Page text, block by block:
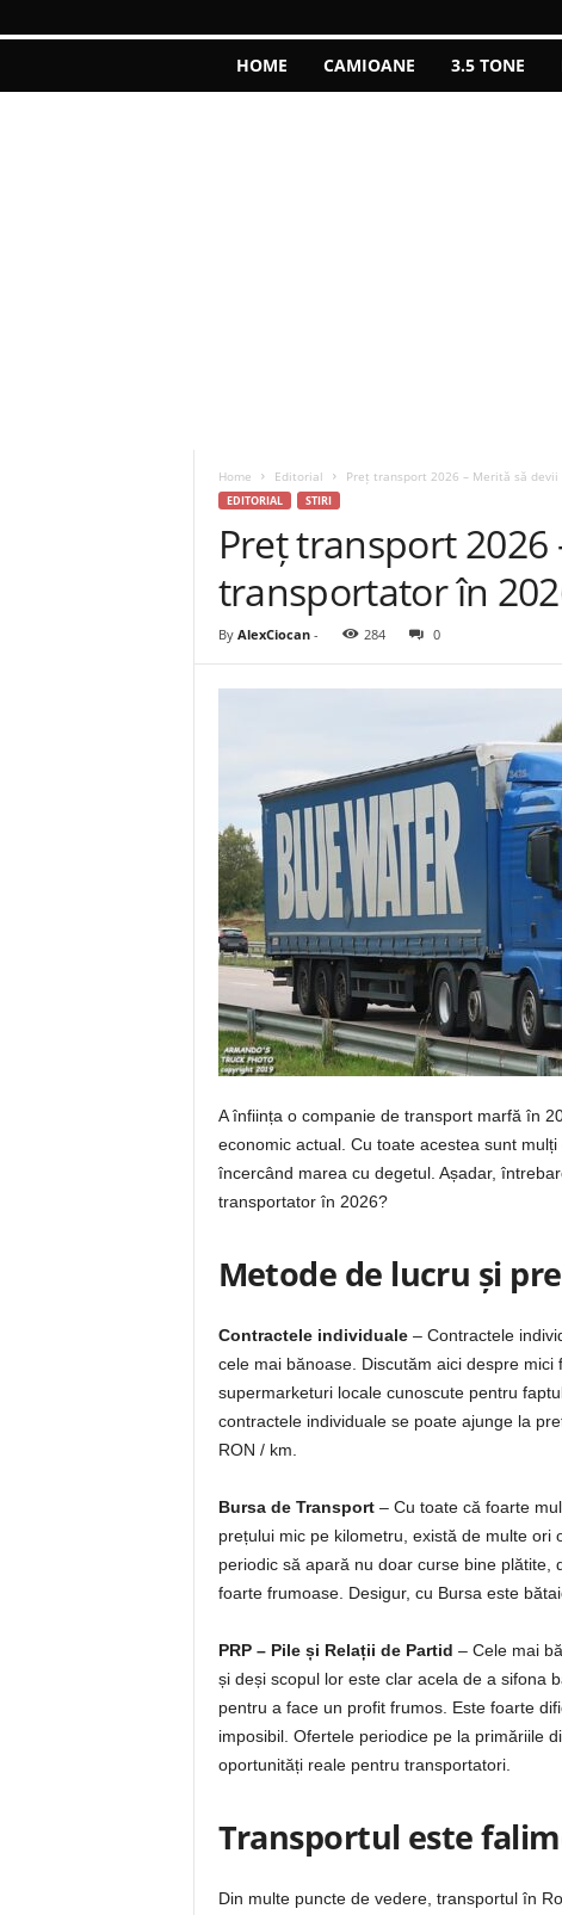
HOME CAMIOANE 3.5 TONE
Home Editorial Preț transport 2026 – Merită să
EDITORIAL STIRI
Preț transport 2026
transportator în
By AlexCiocan- 284 0
A înființa o companie de transport marfă în
economic actual. Cu toate acestea sunt
încercând marea cu degetul. Așadar,
transportator în 2026?
Metode de lucru și
Contractele individuale– Contractele
cele mai bănoase. Discutăm aici despre
supermarketuri locale cunoscute pentru
contractele individuale se poate ajunge la
RON / km.
Bursa de Transport– Cu toate că foarte
prețului mic pe kilometru, există de multe
periodic să apară nu doar curse bine
foarte frumoase. Desigur, cu Bursa este
PRP – Pile și Relații de Partid – Cele mai
și deși scopul lor este clar acela de a sifona
pentru a face un profit frumos. Este foarte
imposibil. Ofertele periodice pe la primăriile
oportunități reale pentru transportatori.
Transportul este
Din multe puncte de vedere, transportul în